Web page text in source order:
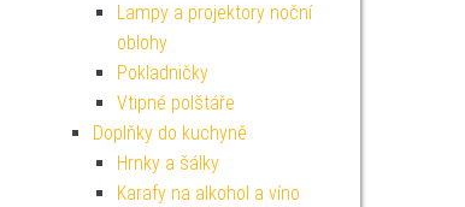
Lampy a projektory noční
oblohy
Pokladničky
Vtipné polštáře
Doplňky do kuchyně
Hrnky a šálky
Karafy na alkohol a víno